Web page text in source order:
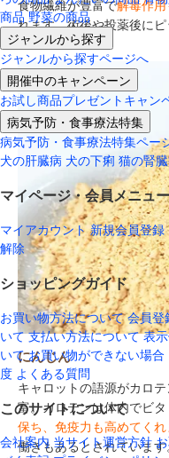
商品 野菜の商品
ジャンルから探す
ジャンルから探すページへ
開催中のキャンペーン
お試し商品プレゼントキャン
病気予防・食事療法特集
病気予防・食事療法特集ペー
犬の肝臓病 犬の下痢 猫の腎
マイページ・会員メニュー
マイアカウント 新規会員登録
解除
ショッピングガイド
お買い物方法について 会員登
いて 支払い方法について 表
いて お買い物ができない場合
度 よくある質問
このサイトについて
会社案内 当サイト運営方針
食物繊維が豊富で解毒作
れます。術後や投薬後にピ
にんじん
キャロットの語源がカロ
富。カロテンは体内でビタ
保ち、免疫力も高めてくれ
働きもあるとされています